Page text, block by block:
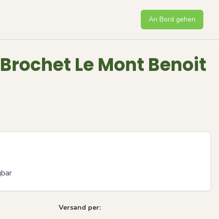
An Bord gehen
Le Mont Benoit
Versand per: